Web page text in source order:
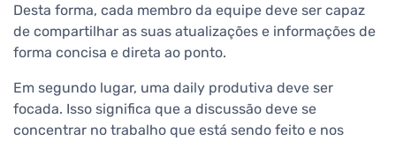
Desta forma, cada membro da equipe deve ser capaz
de compartilhar as suas atualizações e informações de
forma concisa e direta ao ponto.
Em segundo lugar, uma daily produtiva deve ser
focada. Isso significa que a discussão deve se
concentrar no trabalho que está sendo feito e nos